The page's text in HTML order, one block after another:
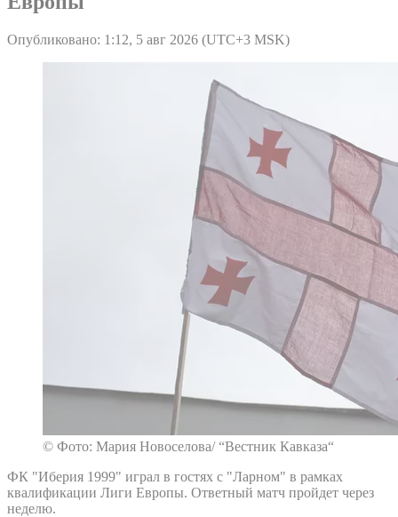
Опубликовано: 1:12, 5 авг 2026 (UTC+3 MSK)
© Фото: Мария Новоселова/ “Вестник Кавказа“
ФК "Иберия 1999" играл в гостях с "Ларном" в рамках
квалификации Лиги Европы. Ответный матч пройдет через
неделю.